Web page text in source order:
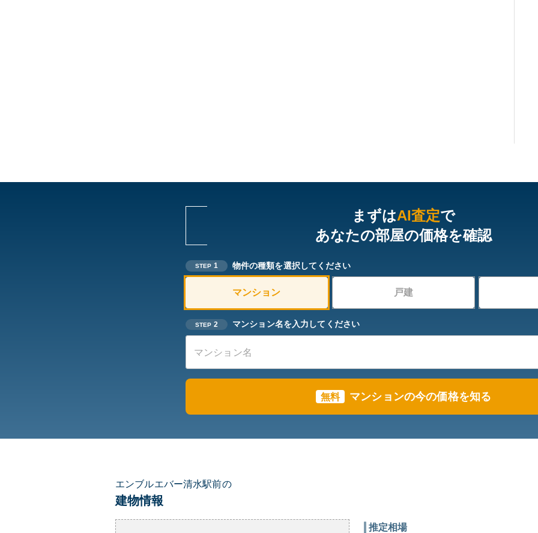
まずはAI査定で
あなたの部屋の価格を確認
STEP 1 物件の種類を選択してください
マンション 戸建
STEP 2 マンション名を入力してください
無料 マンションの今の価格を知る
エンブルエバー清水駅前の
建物情報
推定相場